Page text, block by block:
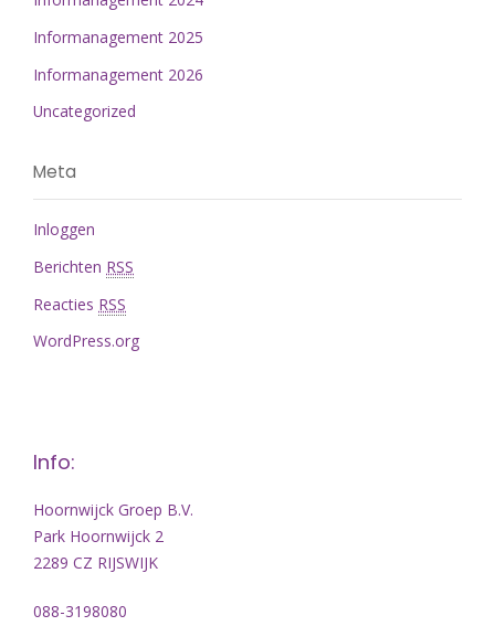
Informanagement 2025
Informanagement 2026
Uncategorized
Meta
Inloggen
Berichten RSS
Reacties RSS
WordPress.org
Info:
Hoornwijck Groep B.V.
Park Hoornwijck 2
2289 CZ RIJSWIJK
088-3198080